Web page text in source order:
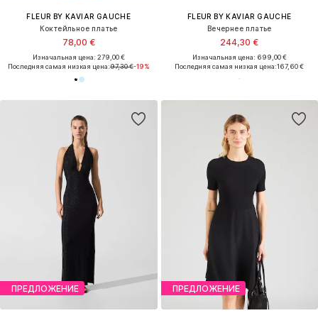
FLEUR BY KAVIAR GAUCHE
Коктейльное платье
78,00 €
Изначальная цена: 279,00 €
Последняя самая низкая цена:97,30 €-19%
FLEUR BY KAVIAR GAUCHE
Вечернее платье
244,30 €
Изначальная цена: 699,00 €
Последняя самая низкая цена:167,60 €
ПРЕДЛОЖЕНИЕ ПРЕДЛОЖЕНИЕ